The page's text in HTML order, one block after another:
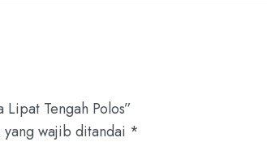
Tengah Polos”
yang wajib ditandai *